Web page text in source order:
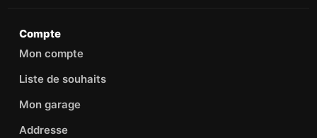
Compte
Mon compte
Liste de souhaits
Mon garage
Addresse